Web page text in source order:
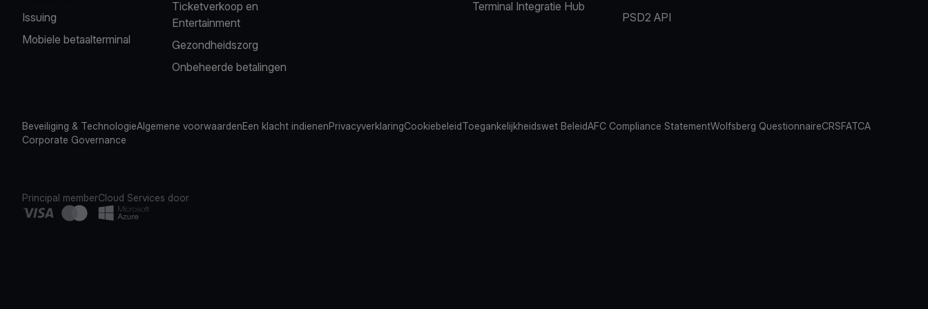
Issuing
Mobiele betaalterminal
Ticketverkoop en
Entertainment
Gezondheidszorg
Onbeheerde betalingen
Terminal Integratie Hub
PSD2 API
Beveiliging & TechnologieAlgemene voorwaardenEen klacht indienenPrivacyverklaringCookiebeleidToegankelijkheidswet BeleidAFC Compliance StatementWolfsberg QuestionnaireCRSFATCA
Corporate Governance
Principal memberCloud Services door